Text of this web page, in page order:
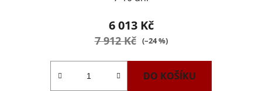
6 013 Kč
7 912 Kč (–24 %)
DO KOŠÍKU